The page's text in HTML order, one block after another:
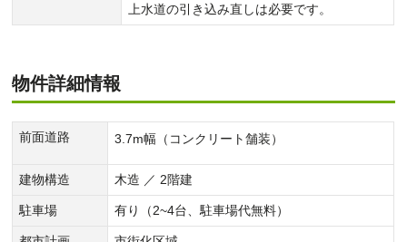
上水道の引き込み直しは必要です。
物件詳細情報
前面道路 3.7m幅（コンクリート舗装）
建物構造 木造 ／ 2階建
駐車場 有り（2~4台、駐車場代無料）